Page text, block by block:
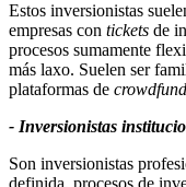
Estos inversionistas
empresas con tickets de
procesos sumamente
más laxo. Suelen ser
plataformas de
- Inversionistas
Son inversionistas